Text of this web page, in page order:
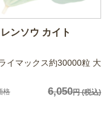
ンソウ カイト
イマックス約30000粒 大
格 6,050円(税込)